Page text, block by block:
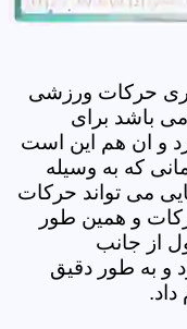
حرکات ورزشی
باشد برای
و ان هم این است
که به وسیله
می تواند حرکات
و همین طور
از جانب
و به طور دقیق